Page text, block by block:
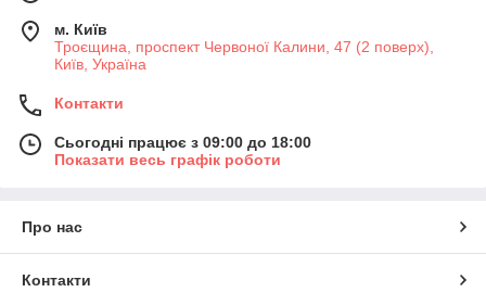
м. Київ
Троєщина, проспект Червоної Калини, 47 (2 поверх),
Київ, Україна
Контакти
Сьогодні працює з 09:00 до 18:00
Показати весь графік роботи
Про нас
Контакти